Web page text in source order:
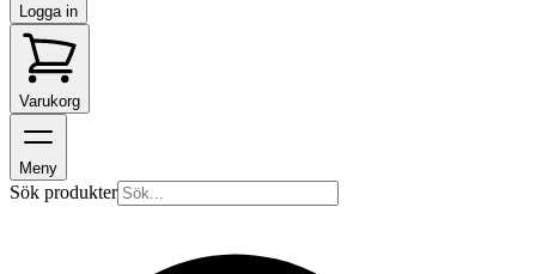
Logga in
Varukorg
Meny
Sök produkter